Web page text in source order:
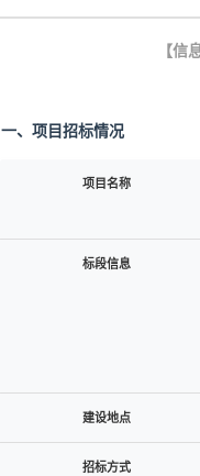
【信
一、项目招标情况
项目名称
标段信息
建设地点
招标方式